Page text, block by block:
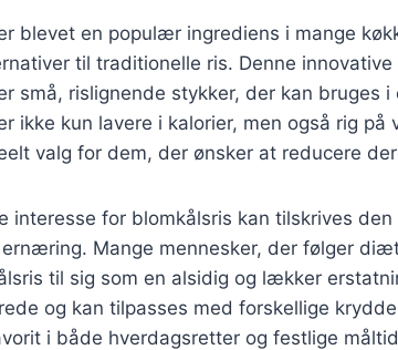
blevet en populær ingrediens i mange
til traditionelle ris. Denne
små, rislignende stykker, der kan bruges
ikke kun lavere i kalorier, men også rig
valg for dem, der ønsker at reducere
interesse for blomkålsris kan tilskrives
Mange mennesker, der følger
til sig som en alsidig og lækker
og kan tilpasses med forskellige
i både hverdagsretter og festlige